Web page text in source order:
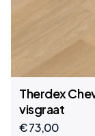
Therdex
visgraat
€ 73,00